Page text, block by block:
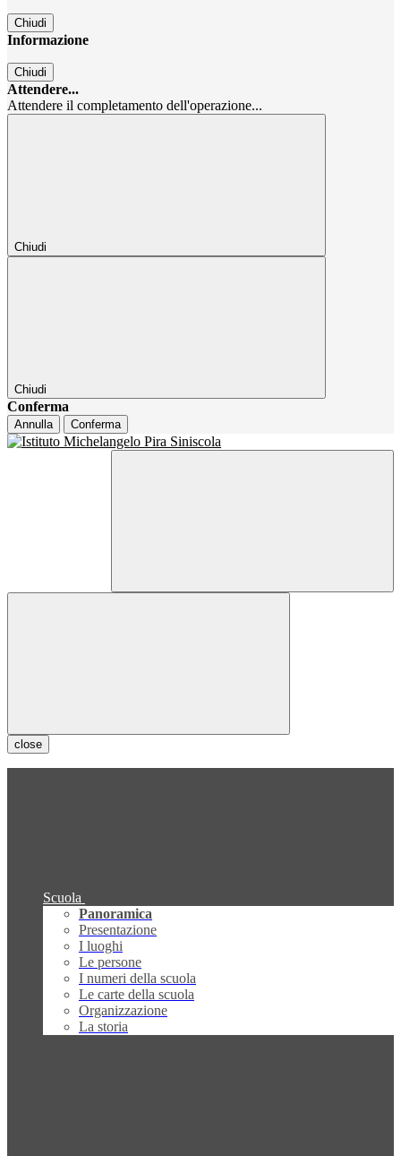
Chiudi
Informazione
Chiudi
Attendere...
Attendere il completamento dell'operazione...
Chiudi
Chiudi
Conferma
Annulla Conferma
close
Scuola
Panoramica
Presentazione
I luoghi
Le persone
I numeri della scuola
Le carte della scuola
Organizzazione
La storia